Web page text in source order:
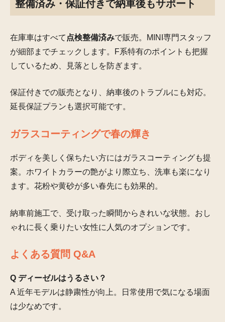
整備済み・保証付きで納車後もサポート
在庫車はすべて 点検整備済みで販売。MINI専門スタッフ
が細部までチェックします。F系特有のポイントも把握
しているため、見落としを防ぎます。
保証付きでの販売となり、納車後のトラブルにも対応。
延長保証プランも選択可能です。
ガラスコーティングで春の輝き
ボディを美しく保ちたい方にはガラスコーティングも提
案。ホワイトカラーの艶がより際立ち、洗車も楽になり
ます。花粉や黄砂が多い春先にも効果的。
納車前施工で、受け取った瞬間からきれいな状態。おし
ゃれに長く乗りたい女性に人気のオプションです。
よくある質問 Q&A
Q ディーゼルはうるさい？
A 近年モデルは静粛性が向上。日常使用で気になる場面
は少なめです。